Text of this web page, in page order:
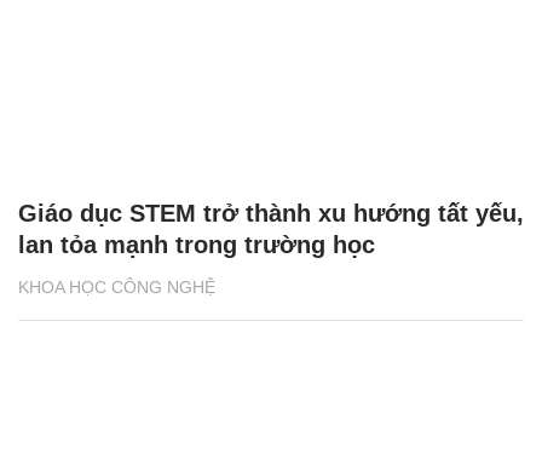
KHOA HỌC CÔNG NGHỆ
Giáo dục STEM trở thành xu hướng tất yếu,
lan tỏa mạnh trong trường học